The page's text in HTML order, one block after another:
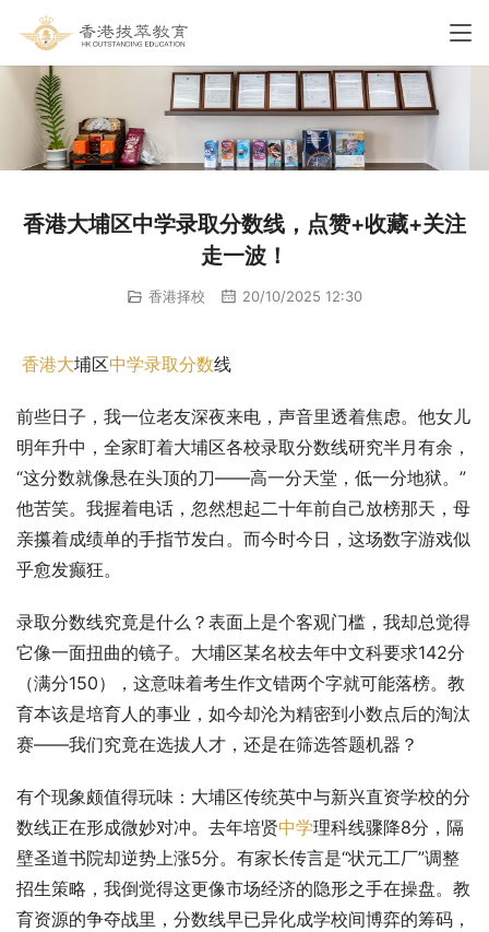
香港大埔区中学录取分数线，点赞+收藏+关注
走一波！
香港择校 20/10/2025 12:30
香港大埔区中学录取分数线
前些日子，我一位老友深夜来电，声音里透着焦虑。他女儿
明年升中，全家盯着大埔区各校录取分数线研究半月有余，
“这分数就像悬在头顶的刀——高一分天堂，低一分地狱。”
他苦笑。我握着电话，忽然想起二十年前自己放榜那天，母
亲攥着成绩单的手指节发白。而今时今日，这场数字游戏似
乎愈发癫狂。
录取分数线究竟是什么？表面上是个客观门槛，我却总觉得
它像一面扭曲的镜子。大埔区某名校去年中文科要求142分
（满分150），这意味着考生作文错两个字就可能落榜。教
育本该是培育人的事业，如今却沦为精密到小数点后的淘汰
赛——我们究竟在选拔人才，还是在筛选答题机器？
有个现象颇值得玩味：大埔区传统英中与新兴直资学校的分
数线正在形成微妙对冲。去年培贤中学理科线骤降8分，隔
壁圣道书院却逆势上涨5分。有家长传言是“状元工厂”调整
招生策略，我倒觉得这更像市场经济的隐形之手在操盘。教
育资源的争夺战里，分数线早已异化成学校间博弈的筹码，